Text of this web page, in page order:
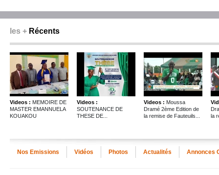
les + Récents
Videos : MEMOIRE DE
MASTER EMANNUELA
KOUAKOU
Videos :
SOUTENANCE DE
THESE DE...
Videos : Moussa
Dramé 2ème Edition de
la remise de Fauteuils...
la
Nos Emissions Vidéos Photos Actualités Annonces